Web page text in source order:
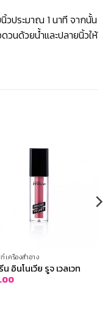
ประมาณ 1 นาที จากนั้น
วนด้วยน้ำและปลายนิ้วให้
ครื่องสำอาง
อินโนเวีย รูจ เวลเวท